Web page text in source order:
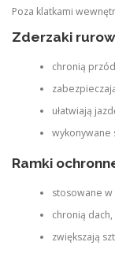
Poza klatkami
Zderzaki
chronią
ułatwiają
wykonywane
Ramki
stosowane
chronią dach,
zwiększają